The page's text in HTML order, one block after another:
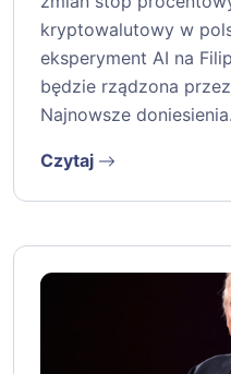
kryptowalutowy w
eksperyment AI na
będzie rządzona
Najnowsze
Czytaj